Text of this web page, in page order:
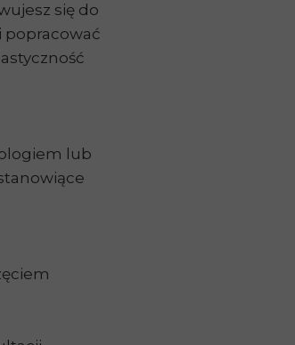
się do
popracować
lub